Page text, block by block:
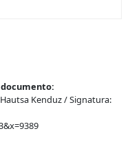
Kenduz / Signatura: